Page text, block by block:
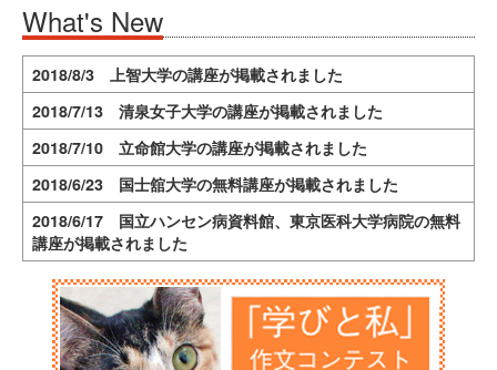
What's New
2018/8/3 上智大学の講座が掲載されました
2018/7/13 清泉女子大学の講座が掲載されました
2018/7/10 立命館大学の講座が掲載されました
2018/6/23 国士舘大学の無料講座が掲載されました
2018/6/17 国立ハンセン病資料館、東京医科大学病院の無料
講座が掲載されました